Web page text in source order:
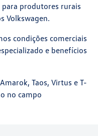
produtores rurais
Volkswagen.
condições comerciais
e benefícios
Taos, Virtus e T-
no campo